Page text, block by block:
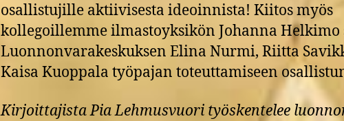
osallistujille aktiivisesta ideoinnista! Kiitos myös
kollegoillemme ilmastoyksikön Johanna Helkimo
Luonnonvarakeskuksen Elina Nurmi, Riitta
Kaisa Kuoppala työpajan toteuttamiseen
Kirjoittajista Pia Lehmusvuori työskentelee